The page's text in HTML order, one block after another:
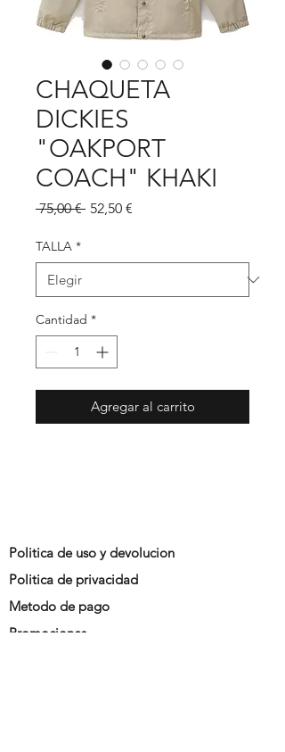
CHAQUETA
DICKIES
"OAKPORT
COACH" KHAKI
75,00 € Precio
52,50 €
TALLA *
Cantidad *
Agregar al carrito
Politica de uso y devolucion
Politica de privacidad
Metodo de pago
Promociones